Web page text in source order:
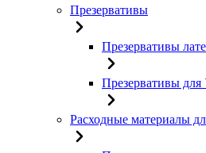
Презервативы
Презервативы
Презервативы
Расходные материалы